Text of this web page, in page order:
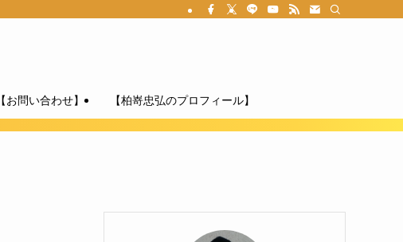
【お問い合わせ】 【柏嵜忠弘のプロフィール】